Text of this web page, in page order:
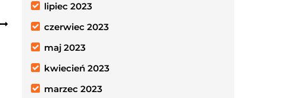
Next
lipiec 2023
czerwiec 2023
maj 2023
kwiecień 2023
marzec 2023